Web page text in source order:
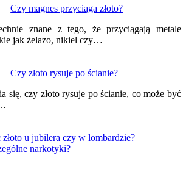
Czy magnes przyciąga złoto?
znane z tego, że przyciągają metale
jak żelazo, nikiel czy…
Czy złoto rysuje po ścianie?
się, czy złoto rysuje po ścianie, co może być
u jubilera czy w lombardzie?
narkotyki?